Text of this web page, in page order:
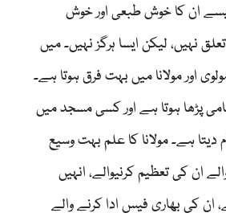
ان کا خوش طبعی اور خوش
نہیں، لیکن ایسا ہرگز نہیں۔ میں
اور مولانا میں بہت فرق ہوتا ہے۔
پڑھا ہوتا ہے اور کسی مسجد میں
ہے۔ مولانا کا علم بہت وسیع
ان کی تعظیم کرنیوالے، انہیں
کی بھاری فیس ادا کرنے والے